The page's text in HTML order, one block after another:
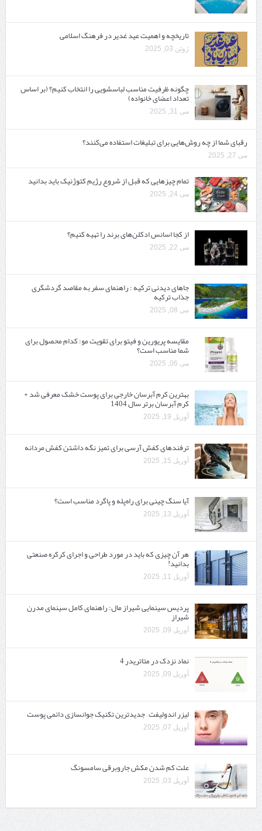
تاریخچه و اهمیت عید غدیر در فرهنگ اسلامی
ژوئن 03, 2025
چگونه ظرفیت مناسب لباسشویی را انتخاب کنیم؟ (بر اساس
تعداد اعضای خانواده)
می 31, 2025
رقبای شما از چه روش‌هایی برای تبلیغات استفاده می‌کنند؟
می 27, 2025
تمام چیزهایی که قبل از شروع رژیم کتوژنیک باید بدانید‎
می 24, 2025
از کجا اسانس ادکلن‌های برند را تهیه کنیم؟
می 22, 2025
جاهای دیدنی ترکیه : راهنمای سفر به مقاصد گردشگری
جذاب ترکیه
می 08, 2025
مقایسه پریورین و فیتو برای تقویت مو: کدام محصول برای
شما مناسب است؟
می 06, 2025
بهترین کرم آبرسان خارجی برای پوست خشک معرفی شد +
کرم آبرسان برتر سال 1404
آوریل 19, 2025
ترفندهای کفش آرسی برای تمیز نگه داشتن کفش مردانه
آوریل 15, 2025
آیا سنگ چینی برای راه‌پله و پاگرد مناسب است؟
آوریل 13, 2025
هر آن چیزی که باید در مورد طراحی و اجرای کرکره صنعتی
بدانید!
آوریل 11, 2025
پردیس سینمایی شیراز مال: راهنمای کامل سینمای مدرن
شیراز
آوریل 09, 2025
نماد نزدک در متاتریدر 4
آوریل 09, 2025
لیزر اندولیفت – جدیدترین تکنیک جوانسازی دائمی پوست
آوریل 07, 2025
علت کم شدن مکش جاروبرقی سامسونگ
آوریل 03, 2025